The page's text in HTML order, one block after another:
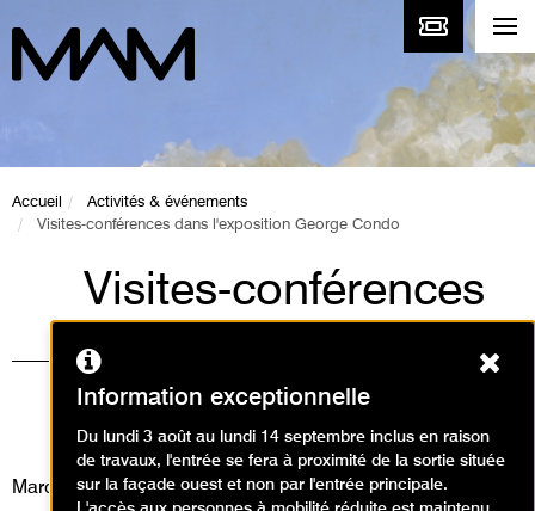
Accueil
Activités & événements
Visites-conférences dans l'exposition George Condo
Visites-conférences
dans l'exposition
George Condo
Visites / Visite conférence
Mardi 27 janvier 2026
Information exceptionnelle
Du lundi 3 août au lundi 14 septembre inclus en raison
de travaux, l'entrée se fera à proximité de la sortie située
sur la façade ouest et non par l'entrée principale.